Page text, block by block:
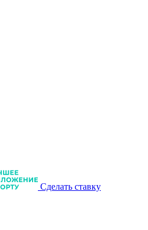
Сделать ставку